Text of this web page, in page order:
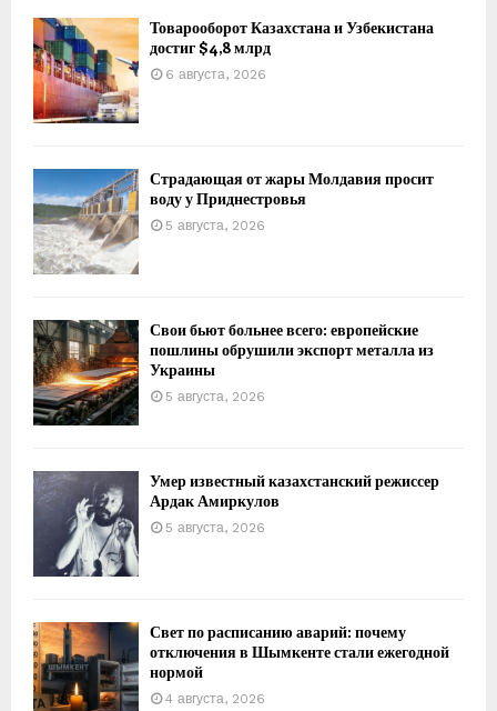
Товарооборот Казахстана и Узбекистана
достиг $4,8 млрд
6 августа, 2026
Страдающая от жары Молдавия просит
воду у Приднестровья
5 августа, 2026
Свои бьют больнее всего: европейские
пошлины обрушили экспорт металла из
Украины
5 августа, 2026
Умер известный казахстанский режиссер
Ардак Амиркулов
5 августа, 2026
Свет по расписанию аварий: почему
отключения в Шымкенте стали ежегодной
нормой
4 августа, 2026